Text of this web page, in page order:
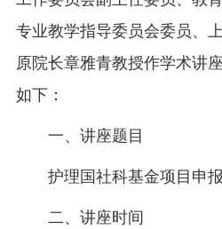
专业教学指导委员会委员、
原院长章雅青教授作学术讲
如下：
一、讲座题目
护理国社科基金项目申
二、讲座时间